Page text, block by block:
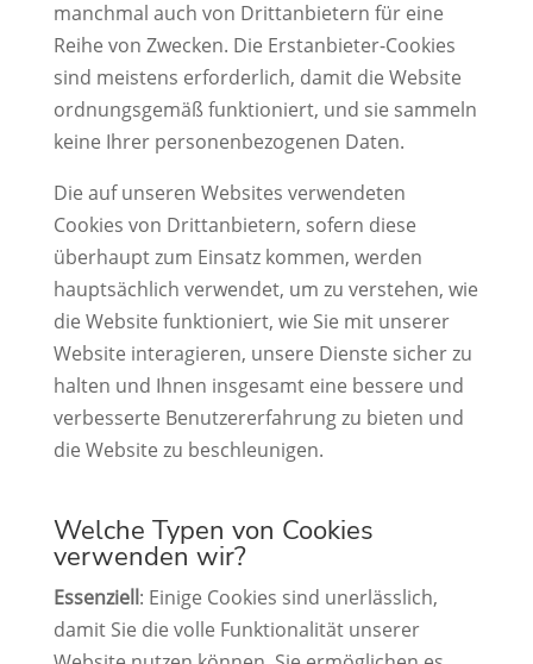
manchmal auch von Drittanbietern für eine
Reihe von Zwecken. Die Erstanbieter-Cookies
sind meistens erforderlich, damit die Website
ordnungsgemäß funktioniert, und sie sammeln
keine Ihrer personenbezogenen Daten.
Die auf unseren Websites verwendeten
Cookies von Drittanbietern, sofern diese
überhaupt zum Einsatz kommen, werden
hauptsächlich verwendet, um zu verstehen, wie
die Website funktioniert, wie Sie mit unserer
Website interagieren, unsere Dienste sicher zu
halten und Ihnen insgesamt eine bessere und
verbesserte Benutzererfahrung zu bieten und
die Website zu beschleunigen.
Welche Typen von Cookies
verwenden wir?
Essenziell: Einige Cookies sind unerlässlich,
damit Sie die volle Funktionalität unserer